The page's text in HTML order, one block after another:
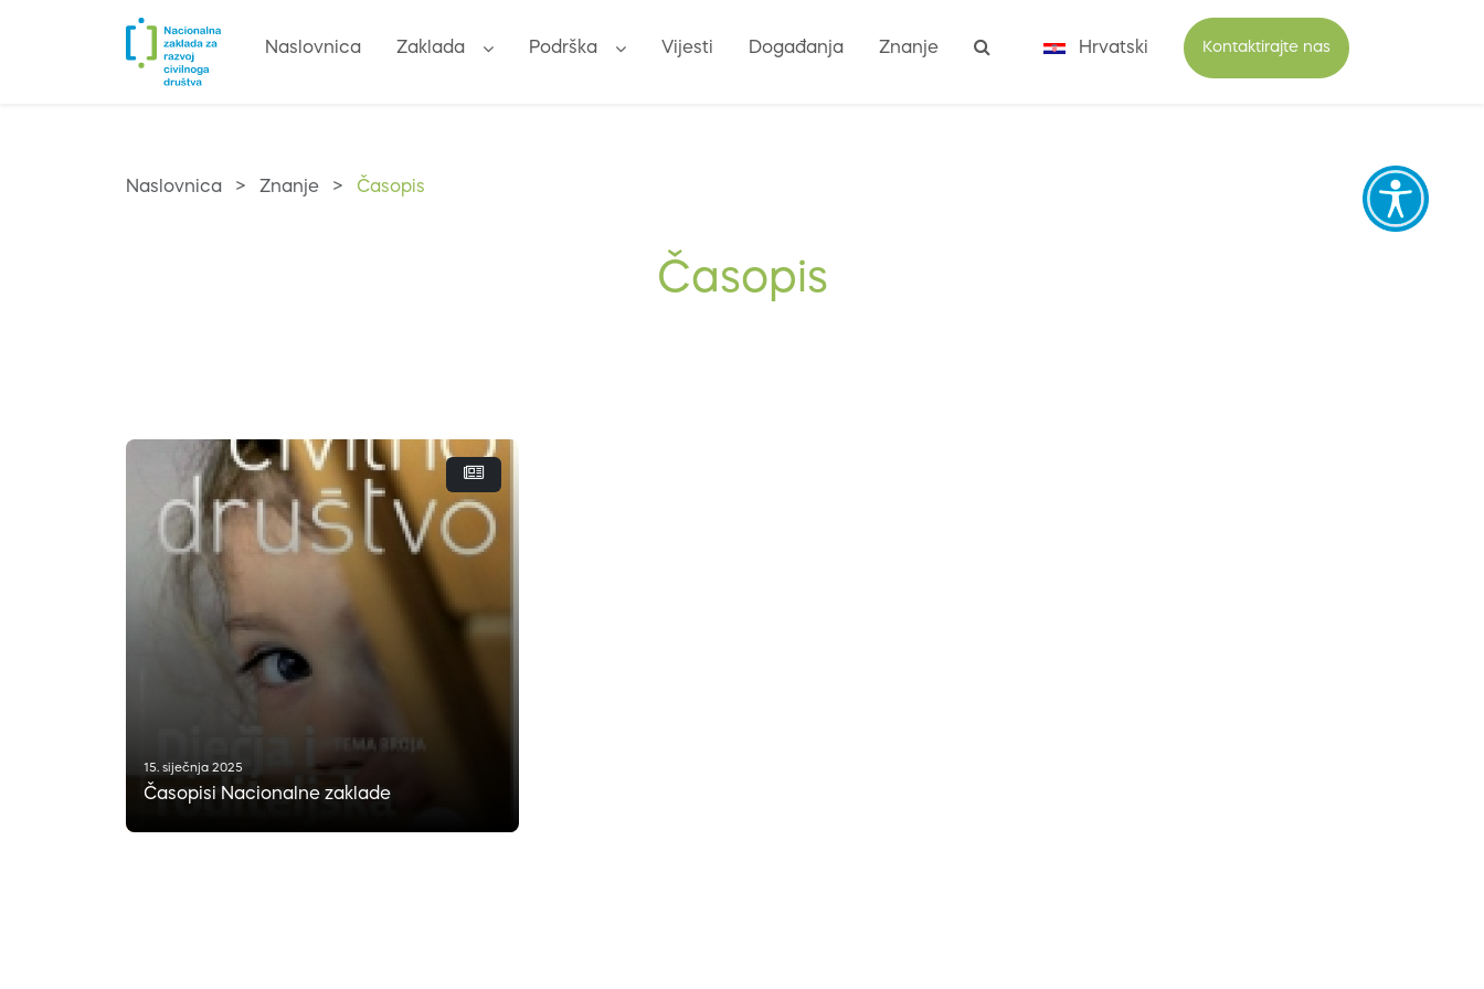
Naslovnica Zaklada Podrška Vijesti Događanja Znanje Hrvatski Kontaktirajte nas
Naslovnica > Znanje > Časopis
Časopis
15. siječnja 2025
Časopisi Nacionalne zaklade